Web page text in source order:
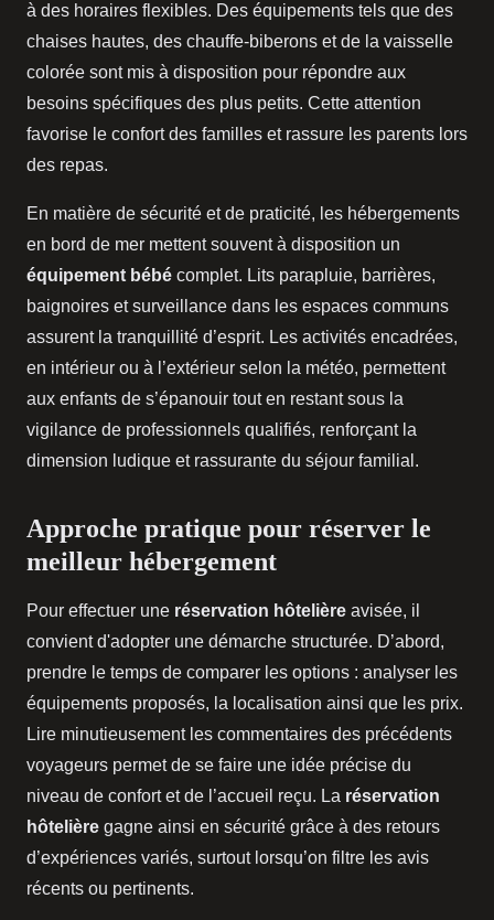
à des horaires flexibles. Des équipements tels que des
chaises hautes, des chauffe-biberons et de la vaisselle
colorée sont mis à disposition pour répondre aux
besoins spécifiques des plus petits. Cette attention
favorise le confort des familles et rassure les parents lors
des repas.
En matière de sécurité et de praticité, les hébergements
en bord de mer mettent souvent à disposition un
équipement bébé complet. Lits parapluie, barrières,
baignoires et surveillance dans les espaces communs
assurent la tranquillité d’esprit. Les activités encadrées,
en intérieur ou à l’extérieur selon la météo, permettent
aux enfants de s’épanouir tout en restant sous la
vigilance de professionnels qualifiés, renforçant la
dimension ludique et rassurante du séjour familial.
Approche pratique pour réserver le
meilleur hébergement
Pour effectuer une réservation hôtelière avisée, il
convient d'adopter une démarche structurée. D’abord,
prendre le temps de comparer les options : analyser les
équipements proposés, la localisation ainsi que les prix.
Lire minutieusement les commentaires des précédents
voyageurs permet de se faire une idée précise du
niveau de confort et de l’accueil reçu. La réservation
hôtelière gagne ainsi en sécurité grâce à des retours
d’expériences variés, surtout lorsqu’on filtre les avis
récents ou pertinents.